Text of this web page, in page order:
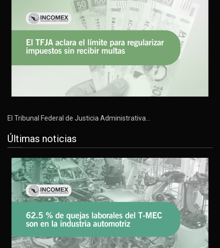
El Tribunal Federal de Justicia Administrativa…
Últimas noticias